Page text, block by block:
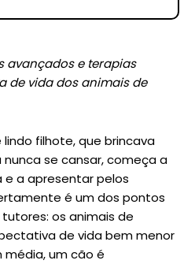
avançados e terapias
de vida dos animais de
lindo filhote, que brincava
se cansar, começa a
e a apresentar pelos
é um dos pontos
os animais de
de vida bem menor
média, um cão é